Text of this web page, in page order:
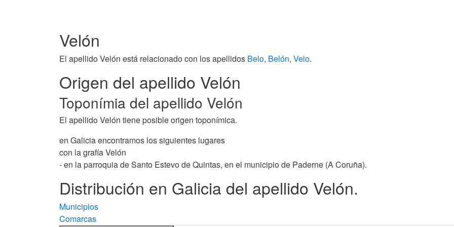
Velón
El apellido Velón está relacionado con los apellidos Belo, Belón, Velo.
Origen del apellido Velón
Toponímia del apellido Velón
El apellido Velón tiene posible origen toponímica.
en Galicia encontramos los siguientes lugares
con la grafía Velón
- en la parroquia de Santo Estevo de Quintas, en el municipio de Paderne (A Coruña).
Distribución en Galicia del apellido Velón.
Municipios
Comarcas